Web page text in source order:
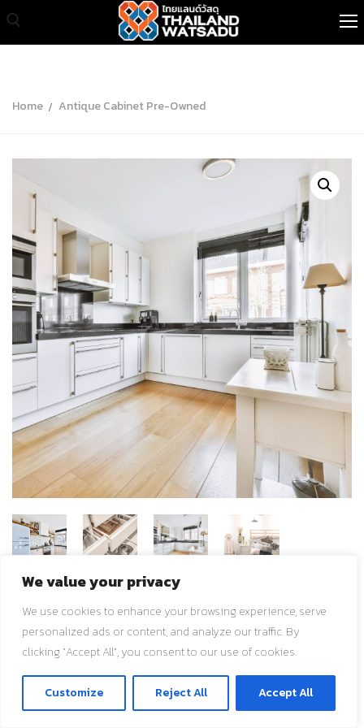
We value your privacy
We use cookies to enhance your browsing experience, serve
personalized ads or content, and analyze our traffic. By
clicking "Accept All", you consent to our use of cookies.
Customize Reject All Accept All
หน้าแรก
สินค้าขายส่ง
บทความ
ติดต่อเรา
Home Antique Cabinet Pre-Owned
Antique Cabinet Pre-Owned
$500.00
Looking for a practical and stylish piece of furniture to
organize your belongings and enhance your decor? Look no
further than this beautifully crafted old cabinet!
ติดต่อเรา